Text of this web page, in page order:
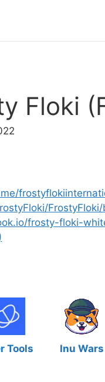
Floki
frosty-floki-
Tools Inu Wars